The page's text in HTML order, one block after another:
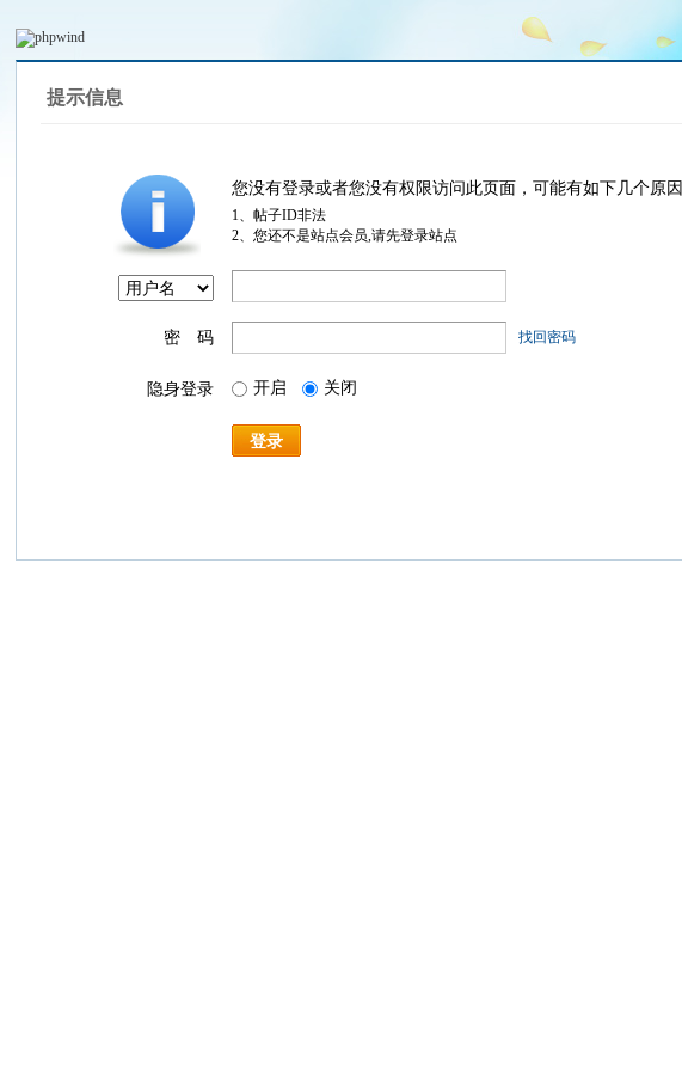
提示信息
您没有登录或者您没有权限访问此页面，可能有如下几个原因
1、帖子ID非法
2、您还不是站点会员,请先登录站点
密 码 找回密码
隐身登录 开启 关闭
登录